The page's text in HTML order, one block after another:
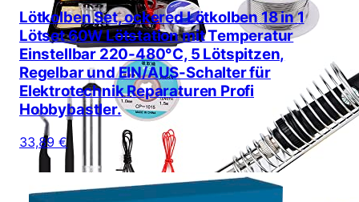
Lötkolben Set, ockered Lötkolben 18 in 1
Lötset 60W Lötstation mit Temperatur
Einstellbar 220-480°C, 5 Lötspitzen,
Regelbar und EIN/AUS-Schalter für
Elektrotechnik Reparaturen Profi
Hobbybastler.
33,89 €